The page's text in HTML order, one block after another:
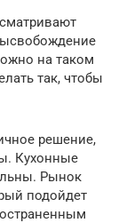
на таком
так, чтобы
решение,
Кухонные
Рынок
подойдет